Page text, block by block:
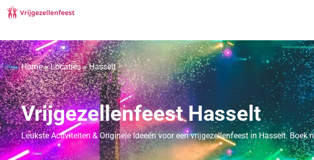
Home»Locaties»Hasselt
Vrijgezellenfeest Hasselt
Leukste Activiteiten & Originele Ideeën voor een vrijgezellenfeest in Hasselt. Boek